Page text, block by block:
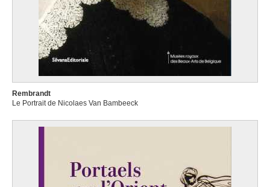
Rembrandt
Le Portrait de Nicolaes Van Bambeeck